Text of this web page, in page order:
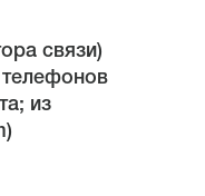
связи)
из